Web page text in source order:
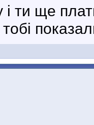
і ти ще
тобі